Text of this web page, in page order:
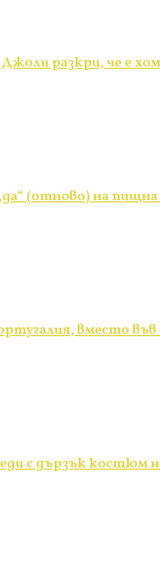
разкри, че е
(отново) на
вместо
с дързък костюм